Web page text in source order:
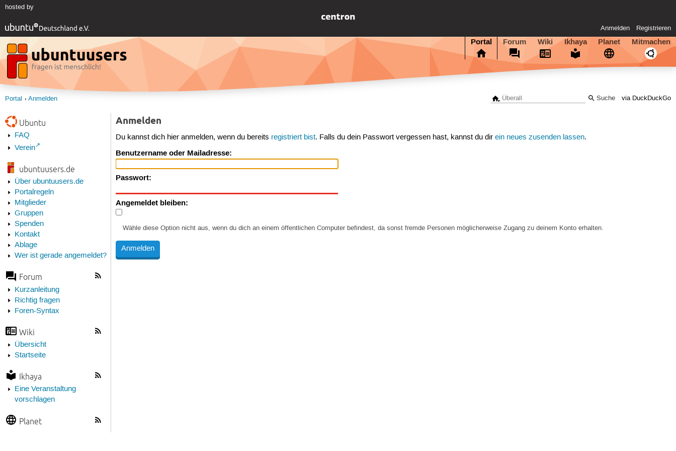
hosted by
Anmelden Registrieren
Portal Forum Wiki Ikhaya Planet Mitmachen
via DuckDuckGo
Portal Anmelden
Ubuntu
FAQ
Verein
ubuntuusers.de
Über ubuntuusers.de
Portalregeln
Mitglieder
Gruppen
Spenden
Kontakt
Ablage
Wer ist gerade angemeldet?
Forum
Kurzanleitung
Richtig fragen
Foren-Syntax
Wiki
Übersicht
Startseite
Ikhaya
Eine Veranstaltung
vorschlagen
Planet
Anmelden
Du kannst dich hier anmelden, wenn du bereits registriert bist. Falls du dein Passwort vergessen hast, kannst du direin neues zusenden lassen.
Benutzername oder Mailadresse:
Passwort:
Angemeldet bleiben:
Wähle diese Option nicht aus, wenn du dich an einem öffentlichen Computer befindest, da sonst fremde Personen möglicherweise Zugang zu deinem Konto erhalten.